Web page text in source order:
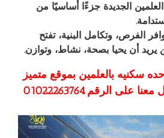
الجديدة جزءًا أساسيًا من
الفرص، وتكامل البنية، تفتح
يريد أن يحيا بصحة، نشاط، وتوازن.
سكنيه بالعلمين بموقع متميز
الرقم ⁦01022263764⁩